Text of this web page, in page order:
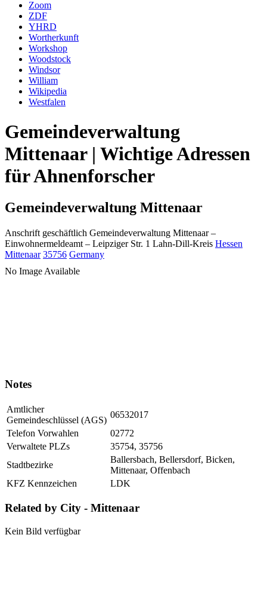
Zoom
ZDF
YHRD
Wortherkunft
Workshop
Woodstock
Windsor
William
Wikipedia
Westfalen
Gemeindeverwaltung
Mittenaar | Wichtige Adressen
für Ahnenforscher
Gemeindeverwaltung Mittenaar
Anschrift geschäftlich Gemeindeverwaltung Mittenaar –
Einwohnermeldeamt – Leipziger Str. 1 Lahn-Dill-Kreis Hessen
Mittenaar 35756 Germany
No Image Available
Notes
Amtlicher
Gemeindeschlüssel (AGS)
06532017
Telefon Vorwahlen
02772
Verwaltete PLZs
35754, 35756
Stadtbezirke
Ballersbach, Bellersdorf, Bicken,
Mittenaar, Offenbach
KFZ Kennzeichen
LDK
Related by City - Mittenaar
Kein Bild verfügbar